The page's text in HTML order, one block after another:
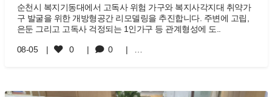
순천시 복지기동대에서 고독사 위험 가구와 복지사각지대 취약가
구 발굴을 위한 개방형공간 리모델링을 추진합니다. 주변에 고립,
은둔 그리고 고독사 걱정되는 1인가구 등 관계형성에 도..
08-05 0 0